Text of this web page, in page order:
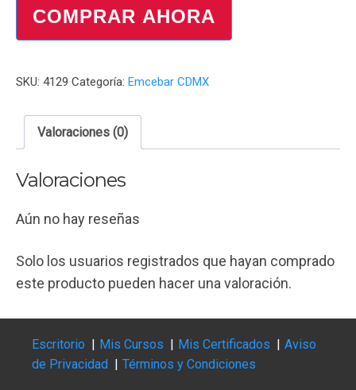
COMPRAR AHORA
SKU: 4129 Categoría: Emcebar CDMX
Valoraciones (0)
Valoraciones
Aún no hay reseñas
Solo los usuarios registrados que hayan comprado
este producto pueden hacer una valoración.
Escritorio Mis Cursos Mis Certificados
Aviso
de Privacidad
Términos y Condiciones